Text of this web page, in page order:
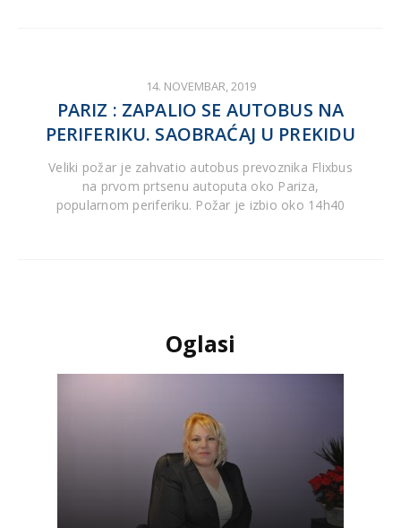
14. NOVEMBAR, 2019
PARIZ : ZAPALIO SE AUTOBUS NA
PERIFERIKU. SAOBRAĆAJ U PREKIDU
Veliki požar je zahvatio autobus prevoznika Flixbus
na prvom prtsenu autoputa oko Pariza,
popularnom periferiku. Požar je izbio oko 14h40
Oglasi